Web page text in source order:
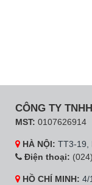
CÔNG TY
MST: 0107626914
HÀ NỘI: TT3-19,
Điện thoại:
HỒ CHÍ MINH: 4/